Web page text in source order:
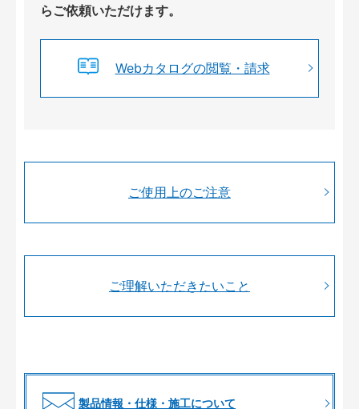
らご依頼いただけます。
Webカタログの閲覧・請求
ご使用上のご注意
ご理解いただきたいこと
製品情報・仕様・施工について